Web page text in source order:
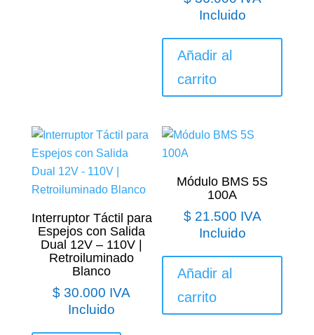
Incluido
Añadir al
carrito
Interruptor Táctil para
Espejos con Salida
Dual 12V – 110V |
Retroiluminado
Blanco
$ 30.000 IVA
Incluido
Módulo BMS 5S
100A
$21.500 IVA
Incluido
Añadir al
carrito